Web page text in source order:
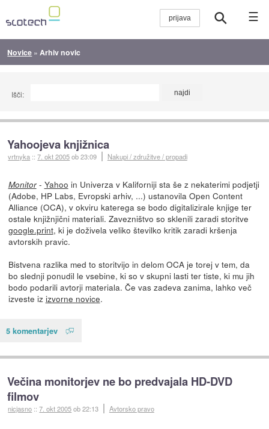
☰
Novice » Arhiv novic
Išči:
Yahoojeva knjižnica
vrtnyka ::7. okt 2005ob 23:09 Nakupi / združitve / propadi
Monitor- Yahoo in Univerza v Kaliforniji sta še z nekaterimi podjetji
(Adobe, HP Labs, Evropski arhiv, ...) ustanovila Open Content
Alliance (OCA), v okviru katerega se bodo digitalizirale knjige ter
ostale knjižnjični materiali. Zavezništvo so sklenili zaradi storitve
google.print, ki je doživela veliko številko kritik zaradi kršenja
avtorskih pravic.
Bistvena razlika med to storitvijo in delom OCA je torej v tem, da
bo slednji ponudil le vsebine, ki so v skupni lasti ter tiste, ki mu jih
bodo podarili avtorji materiala. Če vas zadeva zanima, lahko več
izveste iz izvorne novice.
5 komentarjev
Večina monitorjev ne bo predvajala HD-DVD
filmov
nicjasno ::7. okt 2005ob 22:13 Avtorsko pravo